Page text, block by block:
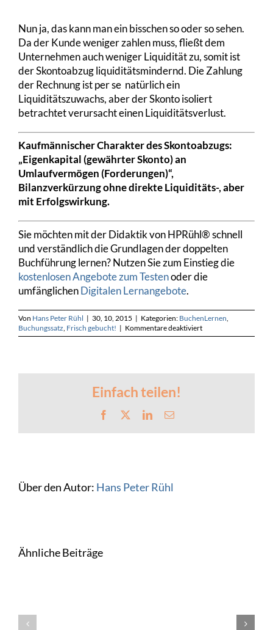
Nun ja, das kann man ein bisschen so oder so sehen.
Da der Kunde weniger zahlen muss, fließt dem
Unternehmen auch weniger Liquidität zu, somit ist
der Skontoabzug liquiditätsmindernd. Die Zahlung
der Rechnung ist per se natürlich ein
Liquiditätszuwachs, aber der Skonto isoliert
betrachtet verursacht einen Liquiditätsverlust.
Kaufmännischer Charakter des Skontoabzugs:
„Eigenkapital (gewährter Skonto) an
Umlaufvermögen (Forderungen)“,
Bilanzverkürzung ohne direkte Liquiditäts-, aber
mit Erfolgswirkung.
Sie möchten mit der Didaktik von HPRühl® schnell
und verständlich die Grundlagen der doppelten
Buchführung lernen? Nutzen Sie zum Einstieg die
kostenlosen Angebote zum Testenoder die
umfänglichenDigitalen Lernangebote.
Von Hans Peter Rühl | 30, 10, 2015 | Kategorien: BuchenLernen
Buchungssatz Frisch gebucht! | Kommentare deaktiviertfür
Skontoabzug
–
Einfach teilen!
Facebook LinkedIn
E-
Über den Autor: Hans Peter Rühl
Ähnliche Beiträge
Die BWA